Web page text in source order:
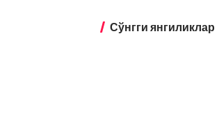
Сўнгги янгиликлар